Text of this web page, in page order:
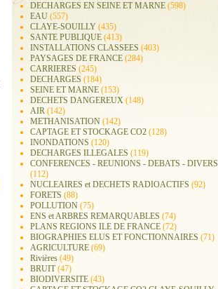
DECHARGES EN SEINE ET MARNE (598)
EAU (557)
CLAYE-SOUILLY (435)
SANTE PUBLIQUE (413)
INSTALLATIONS CLASSEES (403)
PAYSAGES DE FRANCE (284)
CARRIERES (245)
DECHARGES (184)
SEINE ET MARNE (153)
DECHETS DANGEREUX (148)
AIR (142)
METHANISATION (142)
CAPTAGE ET STOCKAGE CO2 (128)
INONDATIONS (120)
DECHARGES ILLEGALES (119)
CONFERENCES - REUNIONS - DEBATS - DIVERS
(112)
NUCLEAIRES et DECHETS RADIOACTIFS (92)
FORETS (88)
POLLUTION (75)
ENS et ARBRES REMARQUABLES (74)
PLANS REGIONS ILE DE FRANCE (72)
BIOGRAPHIES ELUS ET FONCTIONNAIRES (71)
AGRICULTURE (69)
Rivières (49)
BRUIT(47)
BIODIVERSITE (43)